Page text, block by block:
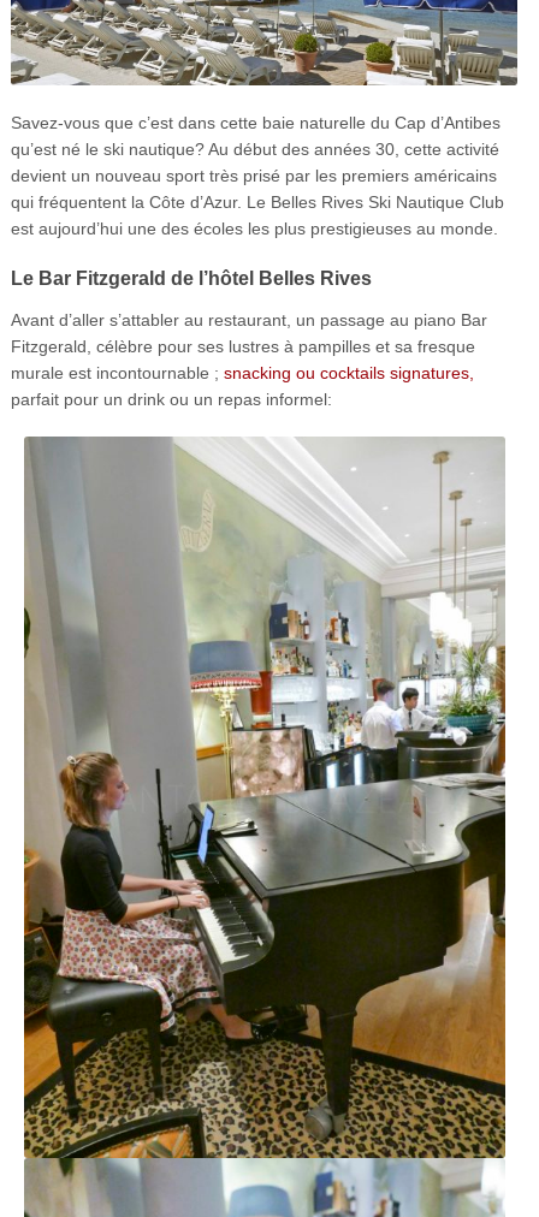
Savez-vous que c’est dans cette baie naturelle du Cap d’Antibes
qu’est né le ski nautique? Au début des années 30, cette activité
devient un nouveau sport très prisé par les premiers américains
qui fréquentent la Côte d’Azur. Le Belles Rives Ski Nautique Club
est aujourd’hui une des écoles les plus prestigieuses au monde.
Le Bar Fitzgerald de l’hôtel Belles Rives
Avant d’aller s’attabler au restaurant, un passage au piano Bar
Fitzgerald, célèbre pour ses lustres à pampilles et sa fresque
murale est incontournable ; snacking ou cocktails signatures,
parfait pour un drink ou un repas informel: